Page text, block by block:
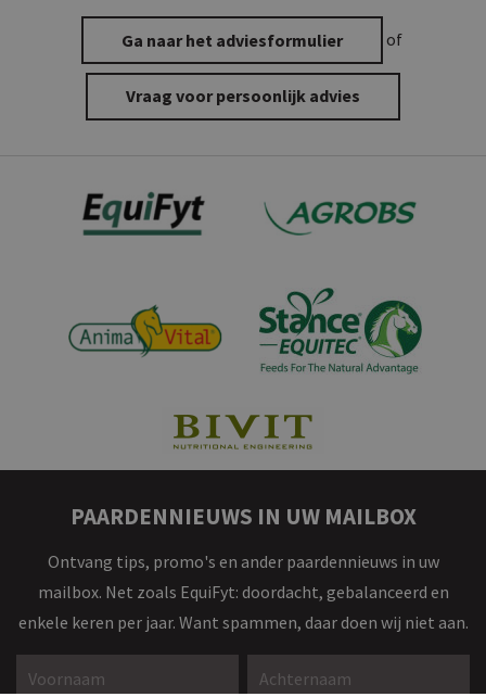
Ga naar het adviesformulier of
Vraag voor persoonlijk advies
PAARDENNIEUWS IN UW MAILBOX
Ontvang tips, promo's en ander paardennieuws in uw
mailbox. Net zoals EquiFyt: doordacht, gebalanceerd en
enkele keren per jaar. Want spammen, daar doen wij niet aan.
Voornaam *
Achternaam *